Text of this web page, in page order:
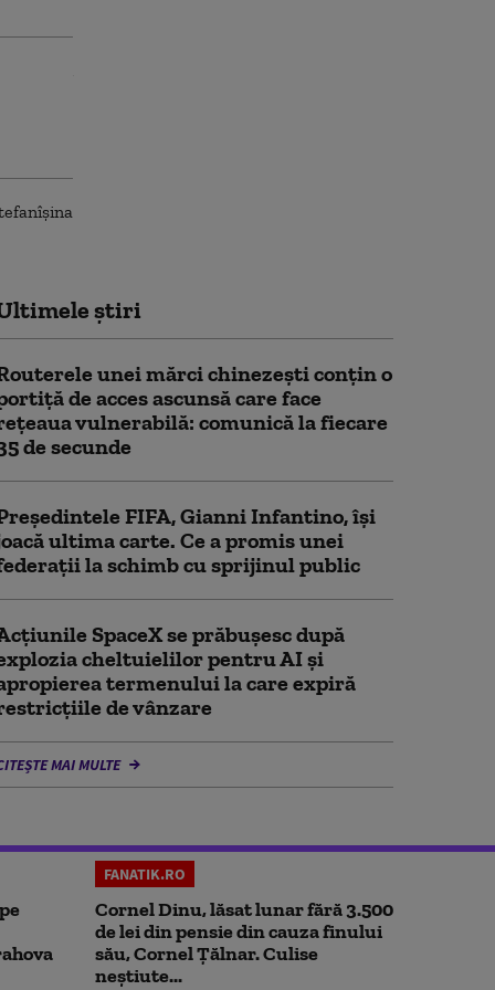
știri
unei mărci chinezești conțin o
de acces ascunsă care face
vulnerabilă: comunică la fiecare
de secunde
FIFA, Gianni Infantino, îşi
ultima carte. Ce a promis unei
la schimb cu sprijinul public
SpaceX se prăbuşesc după
cheltuielilor pentru AI şi
termenului la care expiră
de vânzare
MAI MULTE
FANATIK.RO
Cornel Dinu, lăsat lunar fără 3.500
de lei din pensie din cauza finului
său, Cornel Țălnar. Culise
neștiute...